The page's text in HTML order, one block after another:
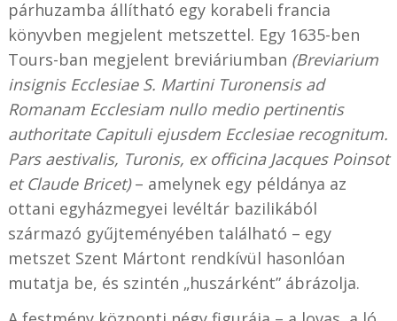
párhuzamba állítható egy korabeli francia
könyvben megjelent metszettel. Egy 1635-ben
Tours-ban megjelent breviáriumban (Breviarium
insignis Ecclesiae S. Martini Turonensis ad
Romanam Ecclesiam nullo medio pertinentis
authoritate Capituli ejusdem Ecclesiae recognitum.
Pars aestivalis, Turonis, ex officina Jacques Poinsot
et Claude Bricet)– amelynek egy példánya az
ottani egyházmegyei levéltár bazilikából
származó gyűjteményében található – egy
metszet Szent Mártont rendkívül hasonlóan
mutatja be, és szintén „huszárként” ábrázolja.